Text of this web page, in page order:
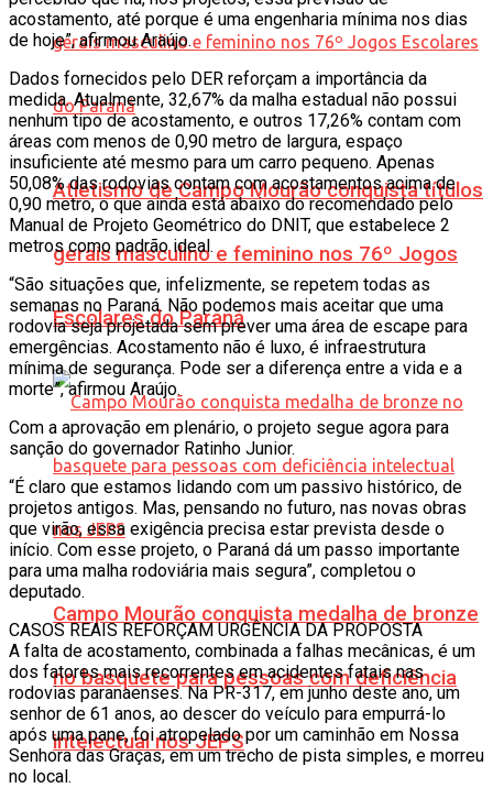
Atletismo de Campo Mourão conquista títulos
gerais masculino e feminino nos 76º Jogos
Escolares do Paraná
Campo Mourão conquista medalha de bronze
no basquete para pessoas com deficiência
intelectual nos JEPS
acostamento, até porque é uma engenharia mínima nos dias
de hoje”, afirmou Araújo.
Dados fornecidos pelo DER reforçam a importância da
medida. Atualmente, 32,67% da malha estadual não possui
nenhum tipo de acostamento, e outros 17,26% contam com
áreas com menos de 0,90 metro de largura, espaço
insuficiente até mesmo para um carro pequeno. Apenas
50,08% das rodovias contam com acostamentos acima de
0,90 metro, o que ainda está abaixo do recomendado pelo
Manual de Projeto Geométrico do DNIT, que estabelece 2
metros como padrão ideal.
“São situações que, infelizmente, se repetem todas as
semanas no Paraná. Não podemos mais aceitar que uma
rodovia seja projetada sem prever uma área de escape para
emergências. Acostamento não é luxo, é infraestrutura
mínima de segurança. Pode ser a diferença entre a vida e a
morte”, afirmou Araújo.
Com a aprovação em plenário, o projeto segue agora para
sanção do governador Ratinho Junior.
“É claro que estamos lidando com um passivo histórico, de
projetos antigos. Mas, pensando no futuro, nas novas obras
que virão, essa exigência precisa estar prevista desde o
início. Com esse projeto, o Paraná dá um passo importante
para uma malha rodoviária mais segura”, completou o
deputado.
CASOS REAIS REFORÇAM URGÊNCIA DA PROPOSTA
A falta de acostamento, combinada a falhas mecânicas, é um
dos fatores mais recorrentes em acidentes fatais nas
rodovias paranaenses. Na PR-317, em junho deste ano, um
senhor de 61 anos, ao descer do veículo para empurrá-lo
após uma pane, foi atropelado por um caminhão em Nossa
Senhora das Graças, em um trecho de pista simples, e morreu
no local.